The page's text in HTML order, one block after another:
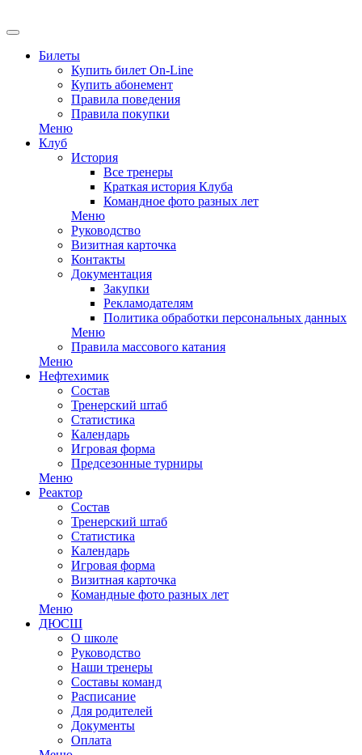
Билеты
Купить билет On-Line
Купить абонемент
Правила поведения
Правила покупки
Меню
Клуб
История
Все тренеры
Краткая история Клуба
Командное фото разных лет
Меню
Руководство
Визитная карточка
Контакты
Документация
Закупки
Рекламодателям
Политика обработки персональных данных
Меню
Правила массового катания
Меню
Нефтехимик
Состав
Тренерский штаб
Статистика
Календарь
Игровая форма
Предсезонные турниры
Меню
Реактор
Состав
Тренерский штаб
Статистика
Календарь
Игровая форма
Визитная карточка
Командные фото разных лет
Меню
ДЮСШ
О школе
Руководство
Наши тренеры
Составы команд
Расписание
Для родителей
Документы
Оплата